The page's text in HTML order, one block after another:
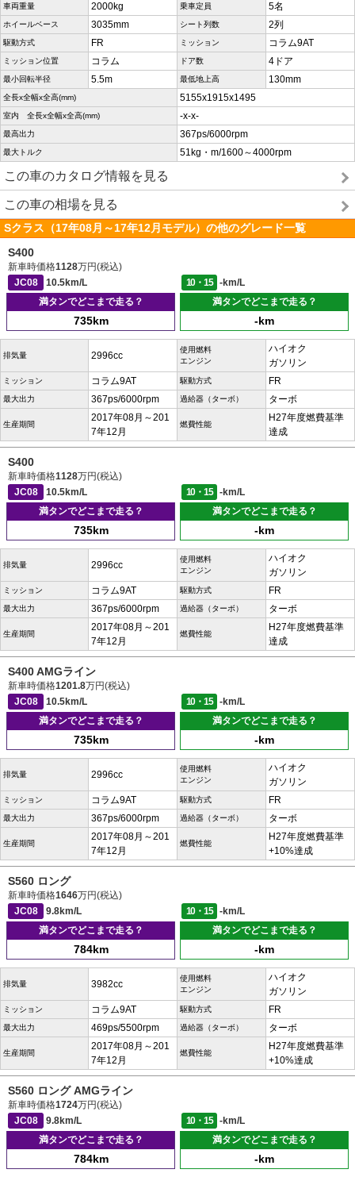
車両重量 2000kg 乗車定員 5名
ホイールベース 3035mm シート列数 2列
駆動方式 FR ミッション コラム9AT
ミッション位置 コラム ドア数 4ドア
最小回転半径 5.5m 最低地上高 130mm
全長x全幅x全高(mm) 5155x1915x1495
室内 全長x全幅x全高(mm) -x-x-
最高出力 367ps/6000rpm
最大トルク 51kg・m/1600～4000rpm
この車のカタログ情報を見る
この車の相場を見る
Sクラス（17年08月～17年12月モデル）の他のグレード一覧
S400
新車時価格1128万円(税込)
JC08
10.5km/L 10・15
-km/L
満タンでどこまで走る？
735km
満タンでどこまで走る？
-km
排気量 2996cc
使用燃料
エンジン
ハイオク
ガソリン
ミッション コラム9AT 駆動方式 FR
最大出力 367ps/6000rpm 過給器（ターボ） ターボ
生産期間
2017年08月～201
7年12月
燃費性能
H27年度燃費基準
達成
S400
新車時価格1128万円(税込)
JC08
10.5km/L 10・15
-km/L
満タンでどこまで走る？
735km
満タンでどこまで走る？
-km
排気量 2996cc
使用燃料
エンジン
ハイオク
ガソリン
ミッション コラム9AT 駆動方式 FR
最大出力 367ps/6000rpm 過給器（ターボ） ターボ
生産期間
2017年08月～201
7年12月
燃費性能
H27年度燃費基準
達成
S400 AMGライン
新車時価格1201.8万円(税込)
JC08
10.5km/L 10・15
-km/L
満タンでどこまで走る？
735km
満タンでどこまで走る？
-km
排気量 2996cc
使用燃料
エンジン
ハイオク
ガソリン
ミッション コラム9AT 駆動方式 FR
最大出力 367ps/6000rpm 過給器（ターボ） ターボ
生産期間
2017年08月～201
7年12月
燃費性能
H27年度燃費基準
+10%達成
S560 ロング
新車時価格1646万円(税込)
JC08
9.8km/L 10・15
-km/L
満タンでどこまで走る？
784km
満タンでどこまで走る？
-km
排気量 3982cc
使用燃料
エンジン
ハイオク
ガソリン
ミッション コラム9AT 駆動方式 FR
最大出力 469ps/5500rpm 過給器（ターボ） ターボ
生産期間
2017年08月～201
7年12月
燃費性能
H27年度燃費基準
+10%達成
S560 ロング AMGライン
新車時価格1724万円(税込)
JC08
9.8km/L 10・15
-km/L
満タンでどこまで走る？
784km
満タンでどこまで走る？
-km